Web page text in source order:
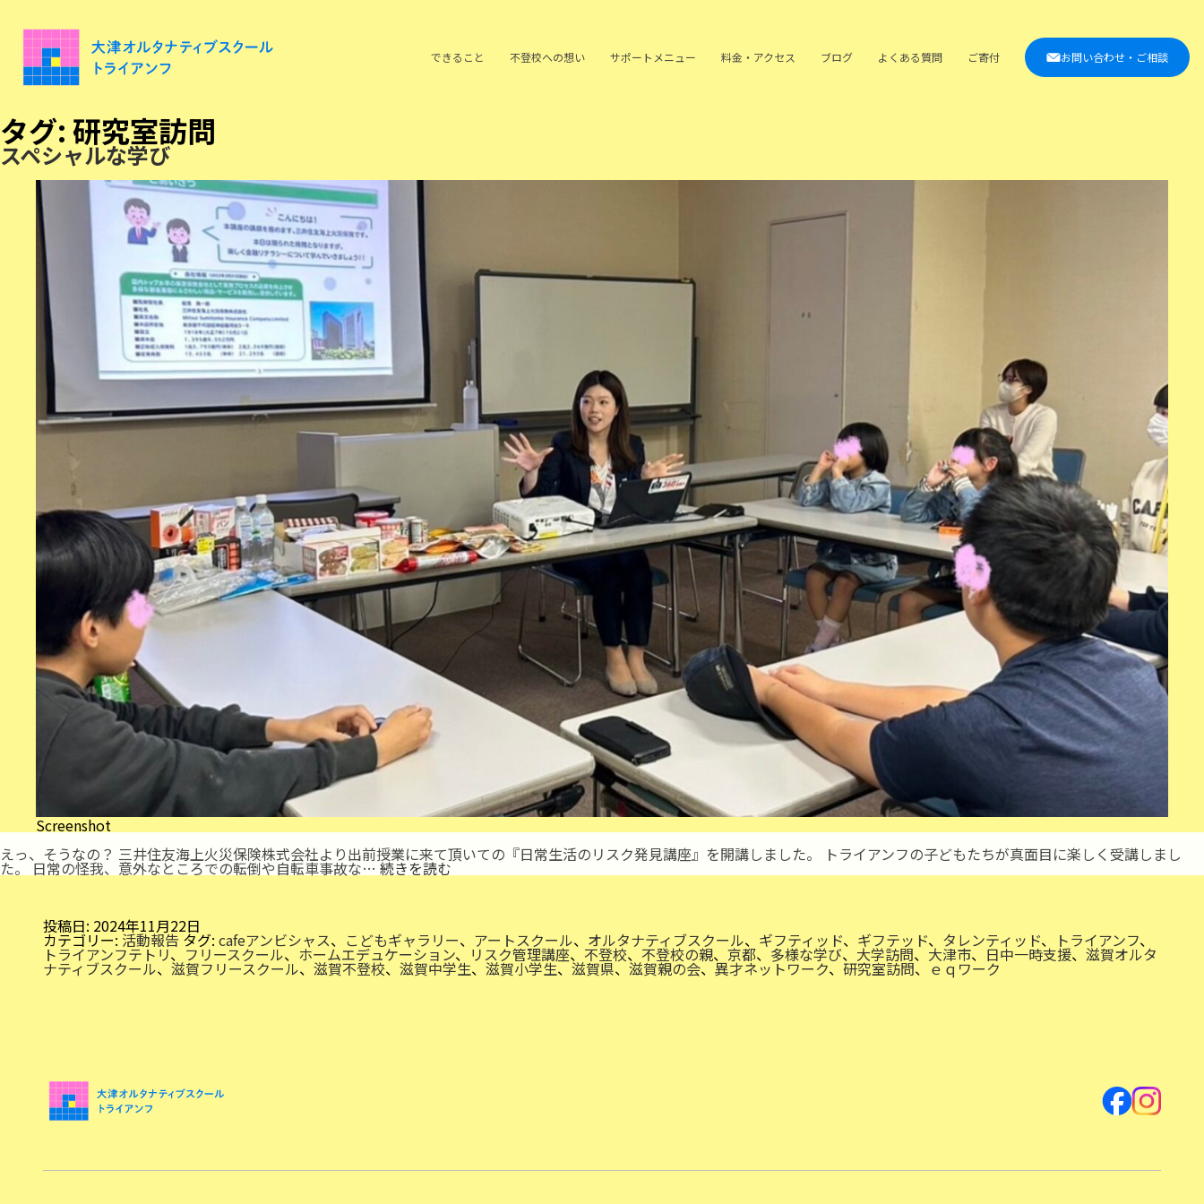
できること 不登校への想い サポート メニュー 料金・アクセス ブログ よくある質問 ご寄付 お問い合わせ・ご相談
タグ:研究室訪問
スペシャルな学び
Screenshot
えっ、そうなの？ 三井住友海上火災保険株式会社より出前授業に来て頂いての『日常生活のリスク発見講座』を開講しました。 トライアンフの子どもたちが真面目に楽しく受講しまし
た。 日常の怪我、意外なところでの転倒や自転車事故な…続きを読むス
ペ
な
学
び
投稿日: 2024年11月22日
カテゴリー: 活動報告 タグ: cafeアンビシャス、 こどもギャラリー、 アートスクール、 オルタナティブスクール、 ギフティッド、 ギフテッド、 タレンティッド、 トライアンフ、
トライアンフテトリ、 フリースクール、 ホームエデュケーション、 リスク管理講座、 不登校、 不登校の親、 京都、多様な学び、 大学訪問、 大津市、 日中一時支援、 滋賀オルタ
ナティブスクール、 滋賀フリースクール、 滋賀不登校、 滋賀中学生、 滋賀小学生、滋賀県、滋賀親の会、異才ネットワーク、 研究室訪問、 ｅｑワーク